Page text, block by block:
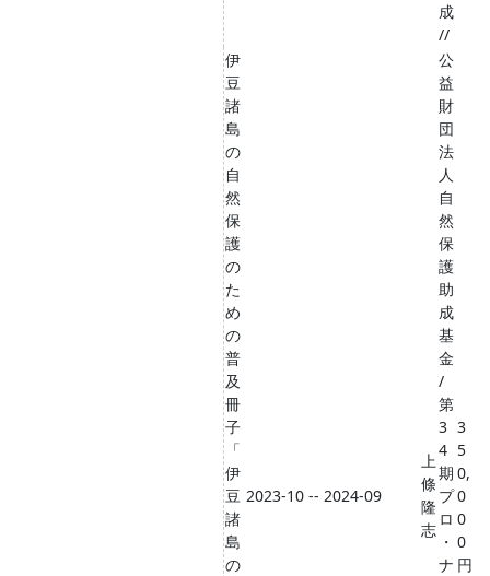
成
//
伊
豆
諸
島
の
自
然
保
護
の
た
め
の
普
及
冊
子
「
伊
豆
諸
島
の
2023-10 -- 2024-09
上
條
隆
志
公
益
財
団
法
人
自
然
保
護
助
成
基
金
/
第
3
4
期
プ
ロ
・
ナ
3
5
0,
0
0
0
円